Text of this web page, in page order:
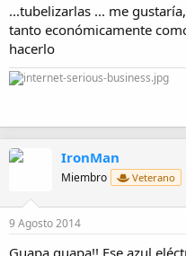
...tubelizarlas ... me
tanto económicamente
hacerlo
IronMan
Miembro Veterano
9 Agosto 2014
Guapa guapa!! Ese azul